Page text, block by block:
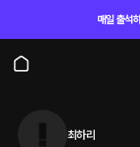
매일 출석
최하리